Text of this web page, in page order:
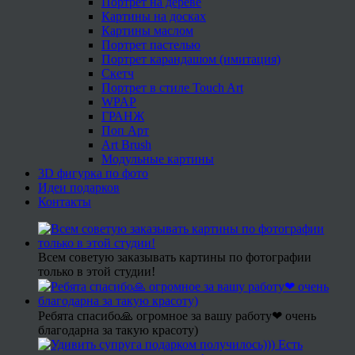
Картины на досках
Картины маслом
Портрет пастелью
Портрет карандашом (имитация)
Скетч
Портрет в стиле Touch Art
WPAP
ГРАНЖ
Поп Арт
Art Brush
Модульные картины
3D фигурка по фото
Идеи подарков
Контакты
Всем советую заказывать картины по фотографии
только в этой студии!
Ребята спасибо🙏 огромное за вашу работу❤ очень
благодарна за такую красоту)